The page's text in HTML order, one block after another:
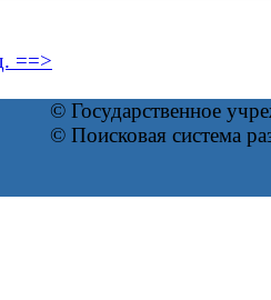
==>
© Государственное
© Поисковая система